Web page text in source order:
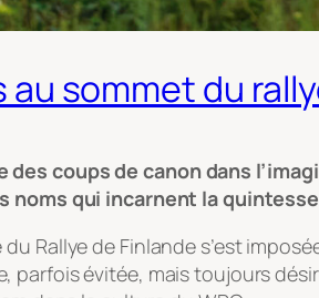
sommet du
coups de canon dans
qui incarnent la
Rallye de Finlande s’est
parfois évitée, mais toujours